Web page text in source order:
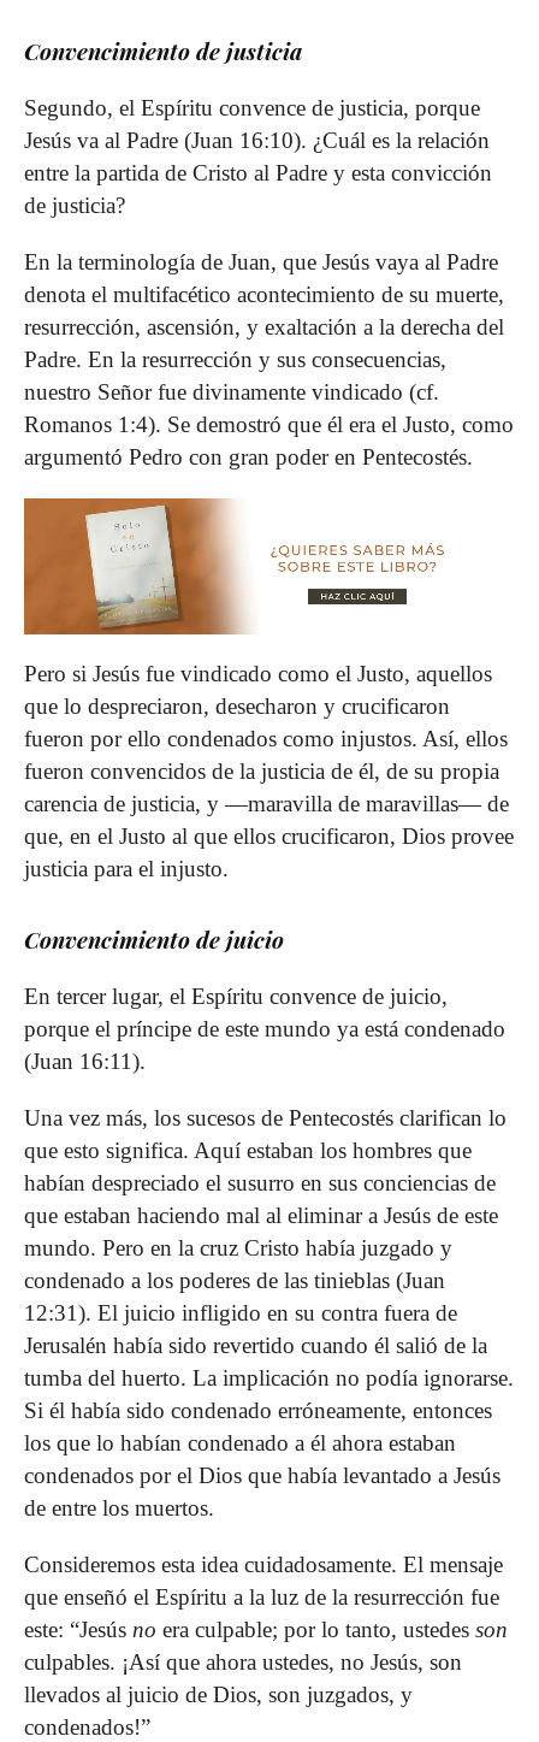
Convencimiento de justicia
Segundo, el Espíritu convence de justicia, porque
Jesús va al Padre (Juan 16:10). ¿Cuál es la relación
entre la partida de Cristo al Padre y esta convicción
de justicia?
En la terminología de Juan, que Jesús vaya al Padre
denota el multifacético acontecimiento de su muerte,
resurrección, ascensión, y exaltación a la derecha del
Padre. En la resurrección y sus consecuencias,
nuestro Señor fue divinamente vindicado (cf.
Romanos 1:4). Se demostró que él era el Justo, como
argumentó Pedro con gran poder en Pentecostés.
Pero si Jesús fue vindicado como el Justo, aquellos
que lo despreciaron, desecharon y crucificaron
fueron por ello condenados como injustos. Así, ellos
fueron convencidos de la justicia de él, de su propia
carencia de justicia, y —maravilla de maravillas— de
que, en el Justo al que ellos crucificaron, Dios provee
justicia para el injusto.
Convencimiento de juicio
En tercer lugar, el Espíritu convence de juicio,
porque el príncipe de este mundo ya está condenado
(Juan 16:11).
Una vez más, los sucesos de Pentecostés clarifican lo
que esto significa. Aquí estaban los hombres que
habían despreciado el susurro en sus conciencias de
que estaban haciendo mal al eliminar a Jesús de este
mundo. Pero en la cruz Cristo había juzgado y
condenado a los poderes de las tinieblas (Juan
12:31). El juicio infligido en su contra fuera de
Jerusalén había sido revertido cuando él salió de la
tumba del huerto. La implicación no podía ignorarse.
Si él había sido condenado erróneamente, entonces
los que lo habían condenado a él ahora estaban
condenados por el Dios que había levantado a Jesús
de entre los muertos.
Consideremos esta idea cuidadosamente. El mensaje
que enseñó el Espíritu a la luz de la resurrección fue
este: “Jesús no era culpable; por lo tanto, ustedes son
culpables. ¡Así que ahora ustedes, no Jesús, son
llevados al juicio de Dios, son juzgados, y
condenados!”